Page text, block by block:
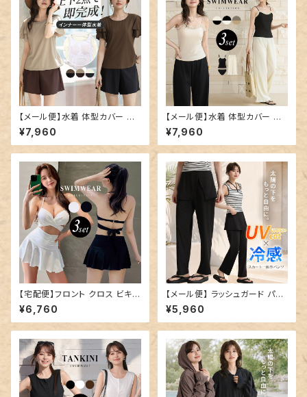
【メール便】水着 体型カバー レ
ディース 半袖 ティアード フレア
スリーブ ブラ一体型トップス シ
ョートパンツ 2点セット／hys34
¥7,960
【メール便】水着 体型カバー キ
ャミキニ レディース パンツ ワイ
ドパンツ 3点セット／hys3438
¥7,960
【宅配便】フロント クロス ビキニ
水着 レディース 体型カバー／h
ys3437
¥6,760
【メール便】 ラッシュガード パン
ツ レディース ロング／swimw
ear-b021
¥5,960